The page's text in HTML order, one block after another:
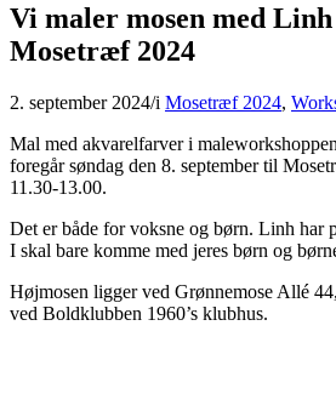
Vi maler mosen med
Mosetræf 2024
2. september 2024/i Mosetræf 2024,
Mal med akvarelfarver i maleworkshoppen
foregår søndag den 8. september til
11.30-13.00.
Det er både for voksne og børn. Linh har
I skal bare komme med jeres børn og
Højmosen ligger ved Grønnemose Allé
ved Boldklubben 1960’s klubhus.